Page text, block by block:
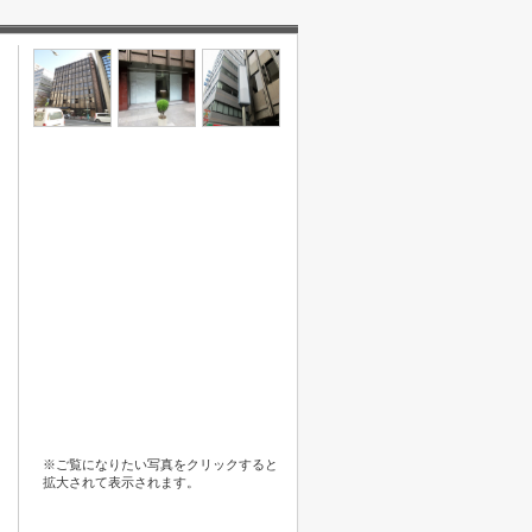
※ご覧になりたい写真をクリックすると
拡大されて表示されます。